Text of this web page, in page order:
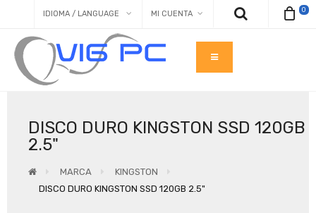
IDIOMA / LANGUAGE MI CUENTA 0
DISCO DURO KINGSTON SSD 120GB
2.5"
MARCA
KINGSTON
DISCO DURO KINGSTON SSD 120GB 2.5"